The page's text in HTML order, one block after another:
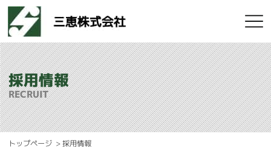
採用情報
RECRUIT
トップページ 採用情報